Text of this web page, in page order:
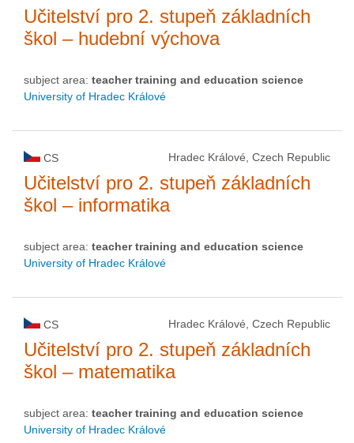
Učitelství pro 2. stupeň základních
škol – hudební výchova
subject area: teacher training and education science
University of Hradec Králové
CS Hradec Králové, Czech Republic
Učitelství pro 2. stupeň základních
škol – informatika
subject area: teacher training and education science
University of Hradec Králové
CS Hradec Králové, Czech Republic
Učitelství pro 2. stupeň základních
škol – matematika
subject area: teacher training and education science
University of Hradec Králové